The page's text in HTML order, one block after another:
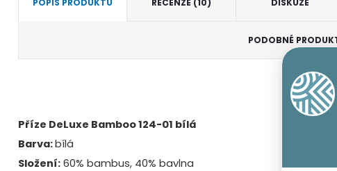
POPIS PRODUKTU RECENZE (10) DISKUZE
PODOBNÉ
Příze DeLuxe Bamboo 124-01 bílá
Barva:bílá
Složení: 60% bambus, 40% bavlna